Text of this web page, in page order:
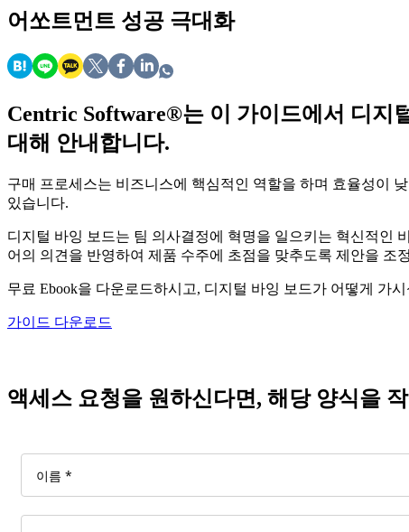
어쏘트먼트 성공 극대화
Centric Software®는 이 가이드에서 디지
대해 안내합니다.
구매 프로세스는 비즈니스에 핵심적인 역할을 하며 효율성이
있습니다.
디지털 바잉 보드는 팀 의사결정에 혁명을 일으키는 혁신적인
어의 의견을 반영하여 제품 수주에 초점을 맞추도록 제안을 조
무료 Ebook을 다운로드하시고, 디지털 바잉 보드가 어떻게 가
가이드 다운로드
액세스 요청을 원하신다면, 해당 양식을